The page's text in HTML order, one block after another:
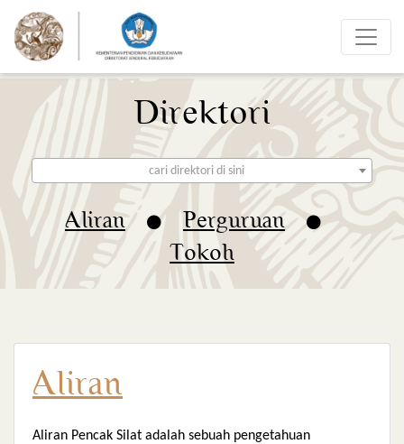
Direktori
cari direktori di sini
Aliran
Perguruan
Tokoh
Aliran
Aliran Pencak Silat adalah sebuah pengetahuan